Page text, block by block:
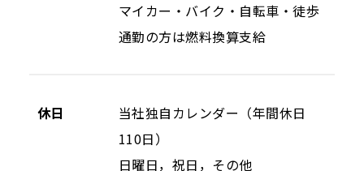
マイカー・バイク・自転車・徒歩
通勤の方は燃料換算支給
休日
当社独自カレンダー（年間休日
110日）
日曜日，祝日，その他